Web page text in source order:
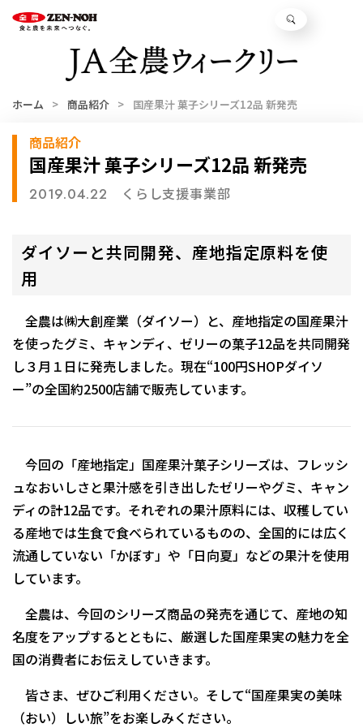
ホーム 商品紹介 国産果汁 菓子シリーズ12品 新発売
商品紹介
国産果汁 菓子シリーズ12品 新発売
2019.04.22 くらし支援事業部
ダイソーと共同開発、産地指定原料を使
用
全農は㈱大創産業（ダイソー）と、産地指定の国産果汁
を使ったグミ、キャンディ、ゼリーの菓子12品を共同開発
し３月１日に発売しました。現在“100円SHOPダイソ
ー”の全国約2500店舗で販売しています。
今回の「産地指定」国産果汁菓子シリーズは、フレッシ
ュなおいしさと果汁感を引き出したゼリーやグミ、キャン
ディの計12品です。それぞれの果汁原料には、収穫してい
る産地では生食で食べられているものの、全国的には広く
流通していない「かぼす」や「日向夏」などの果汁を使用
しています。
全農は、今回のシリーズ商品の発売を通じて、産地の知
名度をアップするとともに、厳選した国産果実の魅力を全
国の消費者にお伝えしていきます。
皆さま、ぜひご利用ください。そして“国産果実の美味
（おい）しい旅”をお楽しみください。